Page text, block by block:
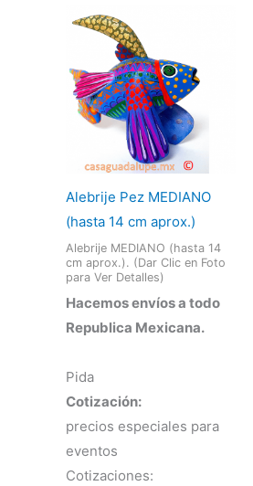
Alebrije Pez MEDIANO
(hasta 14 cm aprox.)
Alebrije MEDIANO (hasta 14
cm aprox.). (Dar Clic en Foto
para Ver Detalles)
Hacemos envíos a todo
Republica Mexicana.
Pida
Cotización:
precios especiales para
eventos
Cotizaciones: